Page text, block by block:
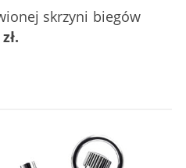
skrzyni biegów